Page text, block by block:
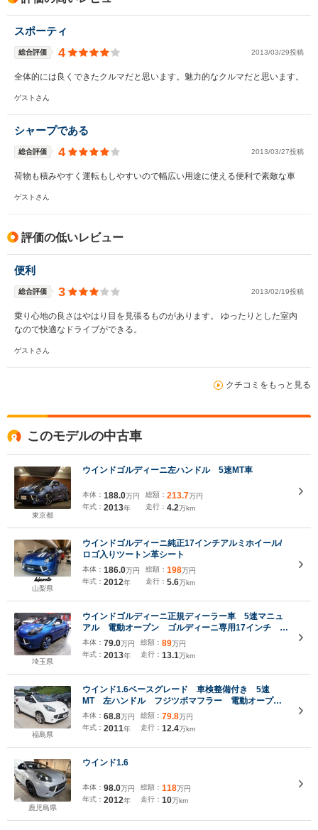
スポーティ
総合評価 4 2013/03/29投稿
全体的には良くできたクルマだと思います。魅力的なクルマだと思います。
ゲストさん
シャープである
総合評価 4 2013/03/27投稿
荷物も積みやすく運転もしやすいので幅広い用途に使える便利で素敵な車
ゲストさん
評価の低いレビュー
便利
総合評価 3 2013/02/19投稿
乗り心地の良さはやはり目を見張るものがあります。 ゆったりとした室内
なので快適なドライブができる。
ゲストさん
クチコミをもっと見る
このモデルの中古車
東京都
ウインドゴルディーニ左ハンドル 5速MT車
本体： 188.0万円
年式： 2013年
総額： 213.7万円
走行： 4.2万km
山梨県
ウインドゴルディーニ純正17インチアルミホイール/
ロゴ入りツートン革シート
本体： 186.0万円
年式： 2012年
総額： 198万円
走行： 5.6万km
埼玉県
ウインドゴルディーニ正規ディーラー車 5速マニュ
アル 電動オープン ゴルディーニ専用17インチ 専
用革シート 専用バッチ クルーズコントロール カ
ロッツェリアナビ
本体： 79.0万円
年式： 2013年
総額： 89万円
走行： 13.1万km
福島県
ウインド1.6ベースグレード 車検整備付き 5速
MT 左ハンドル フジツボマフラー 電動オープ
ン 純正16インチアルミホイール ETC ハーフレザ
ーシート CD
本体： 68.8万円
年式： 2011年
総額： 79.8万円
走行： 12.4万km
鹿児島県
ウインド1.6
本体： 98.0万円
年式： 2012年
総額： 118万円
走行： 10万km